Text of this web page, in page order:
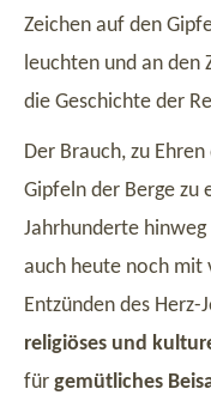
Zeichen auf den
leuchten und an den
die Geschichte der
Der Brauch, zu
Gipfeln der Berge zu
Jahrhunderte
auch heute noch mit
Entzünden des
religiöses und
für gemütliches